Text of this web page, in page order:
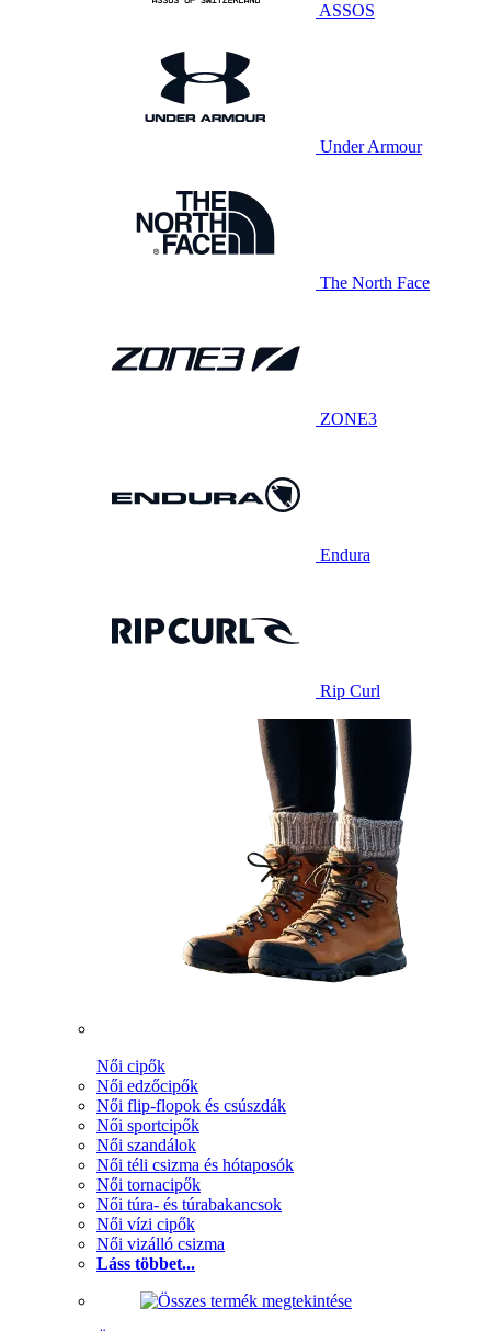
ASSOS
Under Armour
The North Face
ZONE3
Endura
Rip Curl
Női cipők
Női edzőcipők
Női flip-flopok és csúszdák
Női sportcipők
Női szandálok
Női téli csizma és hótaposók
Női tornacipők
Női túra- és túrabakancsok
Női vízi cipők
Női vizálló csizma
Láss többet...